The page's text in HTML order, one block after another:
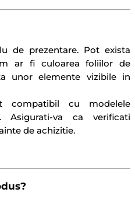
de prezentare. Pot exista
ar fi culoarea foliilor de
unor elemente vizibile in
compatibil cu modelele
va ca verificati
de achizitie.